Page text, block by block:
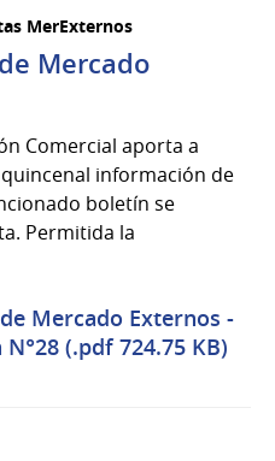
MerExternos
Mercado
Comercial aporta a
información de
boletín se
Permitida la
Mercado Externos -
N°28 (.pdf 724.75 KB)